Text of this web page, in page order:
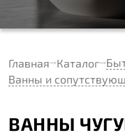
Главная Каталог
Ванны и
ВАННЫ